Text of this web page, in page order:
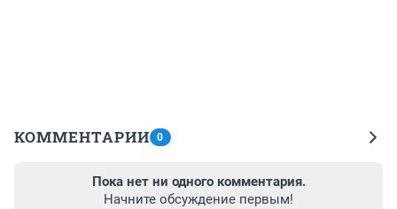
КОММЕНТАРИИ 0
Пока нет ни одного комментария.
Начните обсуждение первым!